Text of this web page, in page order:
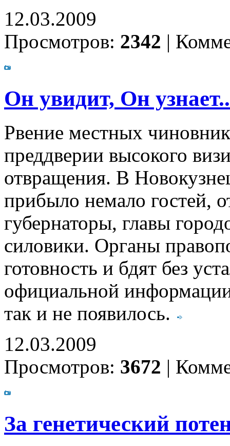
12.03.2009
Просмотров: 2342 |
Он увидит, Он
Рвение местных
преддверии высокого
отвращения. В
прибыло немало гостей,
губернаторы, главы
силовики. Органы
готовность и бдят без
официальной
так и не появилось.
12.03.2009
Просмотров: 3672 |
За генетический